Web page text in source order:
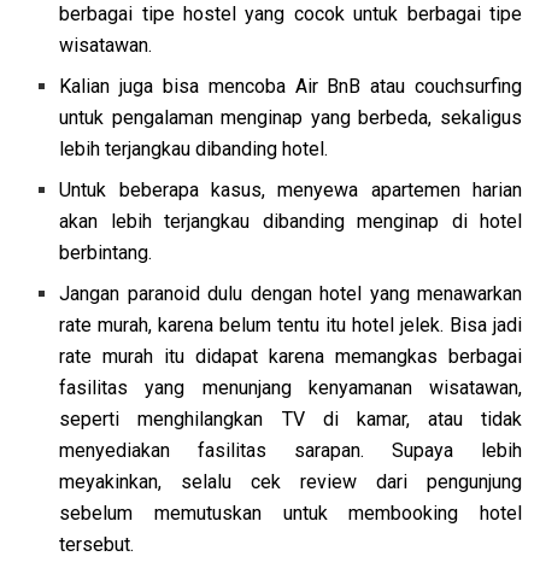
berbagai tipe hostel yang cocok untuk berbagai tipe
wisatawan.
Kalian juga bisa mencoba Air BnB atau couchsurfing
untuk pengalaman menginap yang berbeda, sekaligus
lebih terjangkau dibanding hotel.
Untuk beberapa kasus, menyewa apartemen harian
akan lebih terjangkau dibanding menginap di hotel
berbintang.
Jangan paranoid dulu dengan hotel yang menawarkan
rate murah, karena belum tentu itu hotel jelek. Bisa jadi
rate murah itu didapat karena memangkas berbagai
fasilitas yang menunjang kenyamanan wisatawan,
seperti menghilangkan TV di kamar, atau tidak
menyediakan fasilitas sarapan. Supaya lebih
meyakinkan, selalu cek review dari pengunjung
sebelum memutuskan untuk membooking hotel
tersebut.